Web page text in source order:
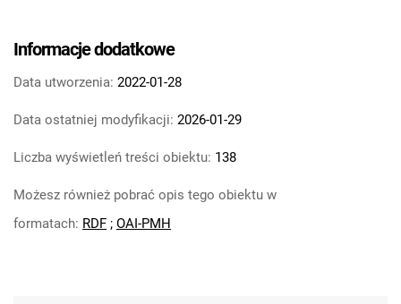
Feliksa Dzierżyńskiego. 1966, nr 18
Tarnowskie Azoty : Organ Samorządu
Feliksa Dzierżyńskiego. 1966, nr 19
Tarnowskie Azoty : Organ Samorządu
Feliksa Dzierżyńskiego. 1966, nr 20
Tarnowskie Azoty : Organ Samorządu
Informacje dodatkowe
Data utworzenia: 2022-01-28
Data ostatniej modyfikacji: 2026-01-29
Liczba wyświetleń treści obiektu: 138
Możesz również pobrać opis tego obiektu w
formatach: RDF ; OAI-PMH